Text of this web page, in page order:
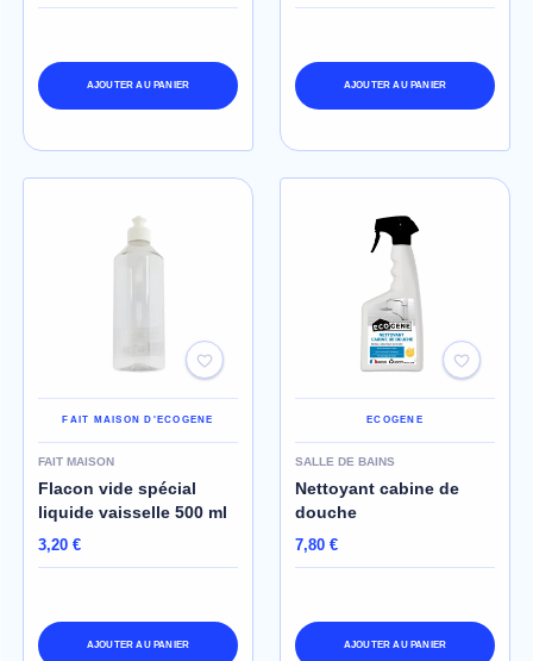
AJOUTER AU PANIER AJOUTER AU PANIER
FAIT MAISON D'ECOGENE
FAIT MAISON
Flacon vide spécial
liquide vaisselle 500 ml
3,20 €
AJOUTER AU PANIER
ECOGENE
SALLE DE BAINS
Nettoyant cabine de
douche
7,80 €
AJOUTER AU PANIER